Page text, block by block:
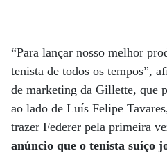
“Para lançar nosso melhor
tenista de todos os tempos”,
de marketing da Gillette, que
ao lado de Luís Felipe
trazer Federer pela primeira
anúncio que o tenista suíço